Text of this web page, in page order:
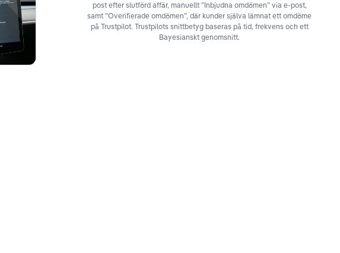
post efter slutförd affär, manuellt ”Inbjudna omdömen” via e-post,
samt ”Overifierade omdömen”, där kunder själva lämnat ett omdöme
på Trustpilot. Trustpilots snittbetyg baseras på tid, frekvens och ett
Bayesianskt genomsnitt.